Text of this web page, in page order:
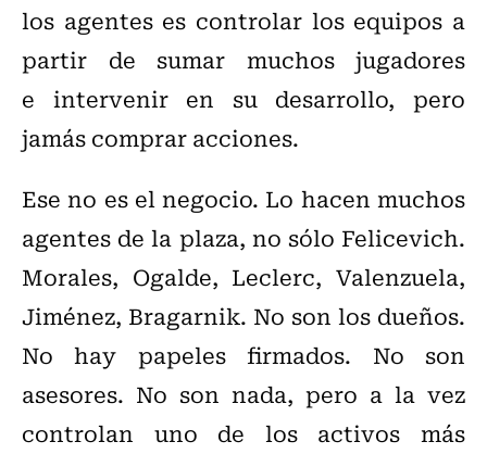
los agentes es controlar los equipos a
partir de sumar muchos jugadores
e intervenir en su desarrollo, pero
jamás comprar acciones.
Ese no es el negocio. Lo hacen muchos
agentes de la plaza, no sólo Felicevich.
Morales, Ogalde, Leclerc, Valenzuela,
Jiménez, Bragarnik. No son los dueños.
No hay papeles firmados. No son
asesores. No son nada, pero a la vez
controlan uno de los activos más